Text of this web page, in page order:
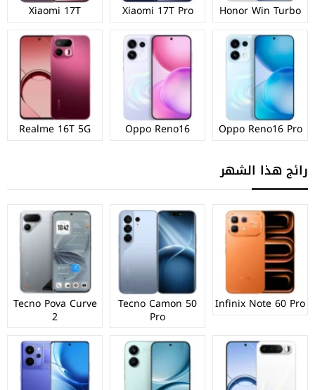
Honor Win Turbo
Xiaomi 17T Pro
Xiaomi 17T
Oppo Reno16 Pro
Oppo Reno16
Realme 16T 5G
رائج هذا الشهر
Infinix Note 60 Pro
Tecno Camon 50
Pro
Tecno Pova Curve
2